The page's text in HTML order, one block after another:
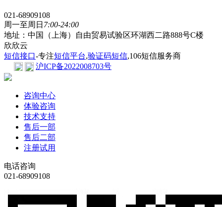
021-68909108
周一至周日 7:00-24:00
地址：中国（上海）自由贸易试验区环湖西二路888号C楼
欣欣云
短信接口-专注短信平台,验证码短信,106短信服务商
沪ICP备2022008703号
咨询中心
体验咨询
技术支持
售后一部
售后二部
注册试用
电话咨询
021-68909108